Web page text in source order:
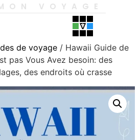
VOYAGE
de voyage / Hawaii Guide de
pas Vous Avez besoin: des
des endroits où crasse